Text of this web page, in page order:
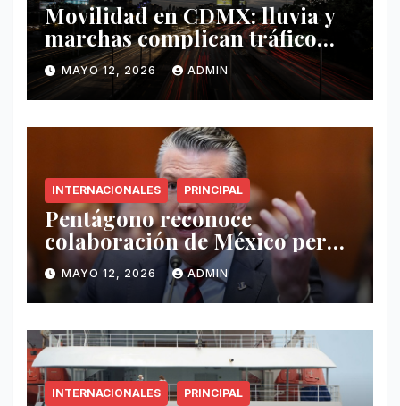
Movilidad en CDMX: lluvia y
marchas complican tráfico
este 12 de mayo
MAYO 12, 2026 ADMIN
INTERNACIONALES PRINCIPAL
Pentágono reconoce
colaboración de México pero
exige mayor operatividad
antidrogas
MAYO 12, 2026 ADMIN
INTERNACIONALES PRINCIPAL